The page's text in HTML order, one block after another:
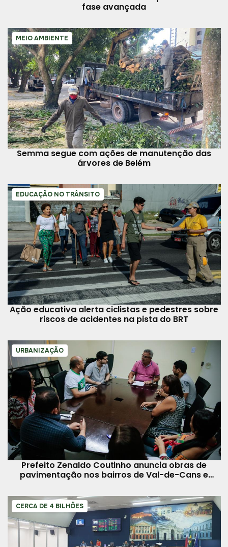
fase avançada
MEIO AMBIENTE
Semma segue com ações de manutenção das
árvores de Belém
EDUCAÇÃO NO TRÂNSITO
Ação educativa alerta ciclistas e pedestres sobre
riscos de acidentes na pista do BRT
URBANIZAÇÃO
Prefeito Zenaldo Coutinho anuncia obras de
pavimentação nos bairros de Val-de-Cans e
CERCA DE 4 BILHÕES